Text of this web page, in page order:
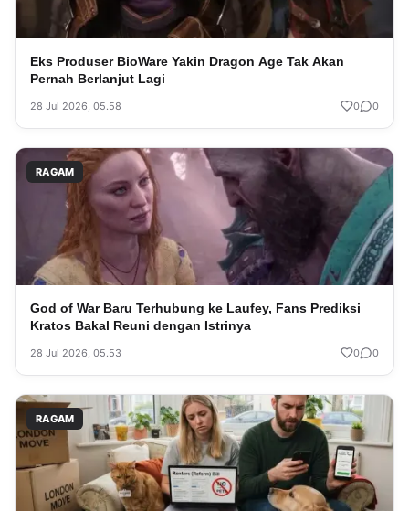
Eks Produser BioWare Yakin Dragon Age Tak Akan
Pernah Berlanjut Lagi
28 Jul 2026, 05.58 0 0
RAGAM
God of War Baru Terhubung ke Laufey, Fans Prediksi
Kratos Bakal Reuni dengan Istrinya
28 Jul 2026, 05.53 0 0
RAGAM